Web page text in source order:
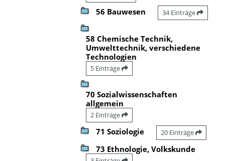
56 Bauwesen 34 Einträge
58 Chemische Technik,
Umwelttechnik, verschiedene
Technologien
5 Einträge
70 Sozialwissenschaften
allgemein
2 Einträge
71 Soziologie 20 Einträge
73 Ethnologie, Volkskunde